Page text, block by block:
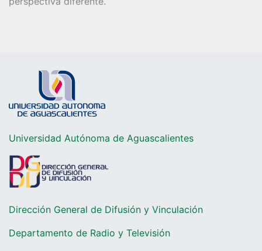
Universidad Autónoma de Aguascalientes
Dirección General de Difusión y Vinculación
Departamento de Radio y Televisión